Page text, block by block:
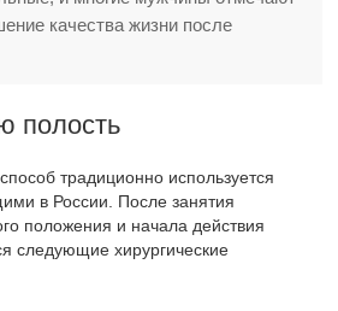
качества жизни после
полость
традиционно используется
в России. После занятия
положения и начала действия
следующие хирургические